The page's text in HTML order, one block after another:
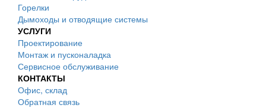
Горелки
Дымоходы и отводящие системы
УСЛУГИ
Проектирование
Монтаж и пусконаладка
Сервисное обслуживание
КОНТАКТЫ
Офис, склад
Обратная связь